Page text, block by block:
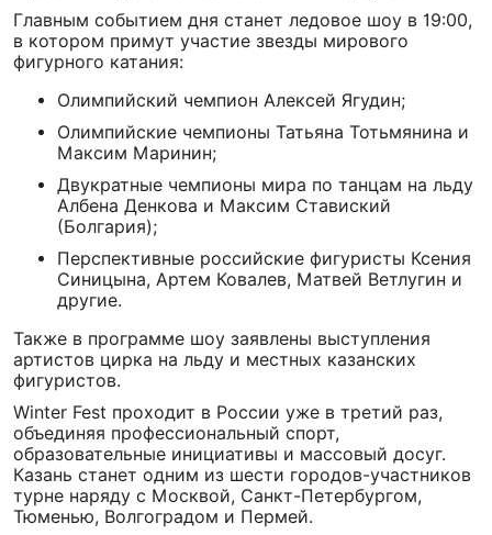
Главным событием дня станет ледовое шоу в 19:00,
в котором примут участие звезды мирового
фигурного катания:
Олимпийский чемпион Алексей Ягудин;
Олимпийские чемпионы Татьяна Тотьмянина и
Максим Маринин;
Двукратные чемпионы мира по танцам на льду
Албена Денкова и Максим Ставиский
(Болгария);
Перспективные российские фигуристы Ксения
Синицына, Артем Ковалев, Матвей Ветлугин и
другие.
Также в программе шоу заявлены выступления
артистов цирка на льду и местных казанских
фигуристов.
Winter Fest проходит в России уже в третий раз,
объединяя профессиональный спорт,
образовательные инициативы и массовый досуг.
Казань станет одним из шести городов-участников
турне наряду с Москвой, Санкт-Петербургом,
Тюменью, Волгоградом и Пермей.